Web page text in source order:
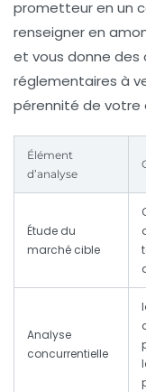
prometteur en un
renseigner en
et vous donne des
réglementaires à
pérennité de votre
Élément
d’analyse
Étude du
marché cible
Analyse
concurrentielle